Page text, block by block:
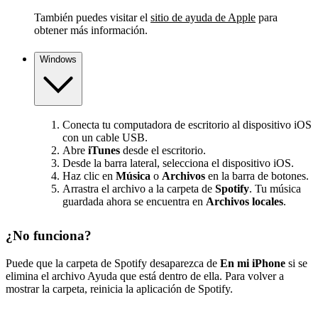
También puedes visitar el sitio de ayuda de Apple para
obtener más información.
Windows
Conecta tu computadora de escritorio al dispositivo iOS
con un cable USB.
Abre iTunes desde el escritorio.
Desde la barra lateral, selecciona el dispositivo iOS.
Haz clic en Música o Archivos en la barra de botones.
Arrastra el archivo a la carpeta de Spotify. Tu música
guardada ahora se encuentra en Archivos locales.
¿No funciona?
Puede que la carpeta de Spotify desaparezca de En mi iPhone si se
elimina el archivo Ayuda que está dentro de ella. Para volver a
mostrar la carpeta, reinicia la aplicación de Spotify.